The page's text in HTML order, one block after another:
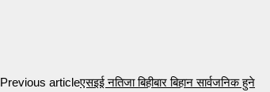
Previous articleएसइई नतिजा बिहीबार बिहान सार्वजनिक हुने